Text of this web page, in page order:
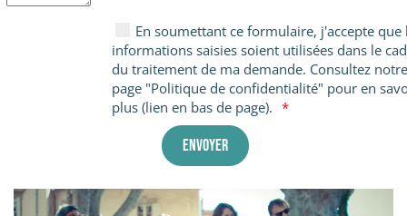
En soumettant ce formulaire, j'accepte que
informations saisies soient utilisées dans le
du traitement de ma demande. Consultez notre
page "Politique de confidentialité" pour en
plus (lien en bas de page).